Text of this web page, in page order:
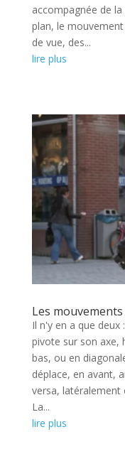
accompagnée de
plan, le
de vue, des...
lire plus
Les
Il n'y en a que deux
pivote sur son axe,
bas, ou en
déplace, en avant,
versa,
La...
lire plus